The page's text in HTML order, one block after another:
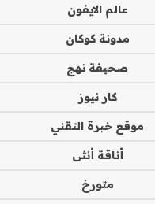
عالم الايفون
مدونة كوكان
صحيفة نهج
كار نيوز
موقع خبرة التقني
أناقة أنثى
متورخ